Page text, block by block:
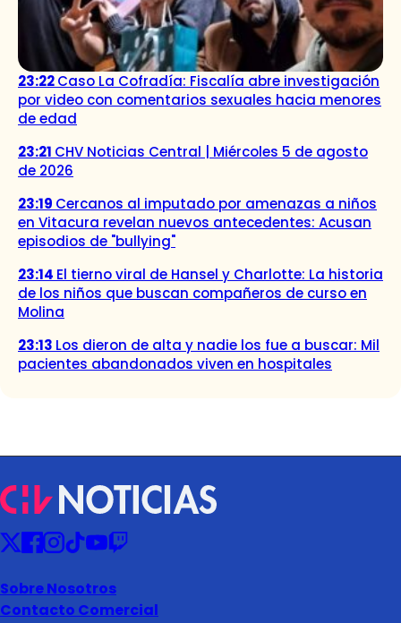
23:22Caso La Cofradía: Fiscalía abre investigación
por video con comentarios sexuales hacia menores
de edad
23:21 CHV Noticias Central | Miércoles 5 de agosto
de 2026
23:19 Cercanos al imputado por amenazas a niños
en Vitacura revelan nuevos antecedentes: Acusan
episodios de "bullying"
23:14 El tierno viral de Hansel y Charlotte: La historia
de los niños que buscan compañeros de curso en
Molina
23:13 Los dieron de alta y nadie los fue a buscar: Mil
pacientes abandonados viven en hospitales
Sobre Nosotros
Contacto Comercial